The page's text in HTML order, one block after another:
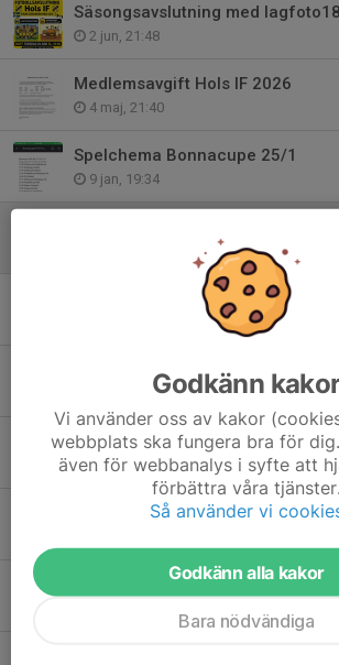
Säsongsavslutning med
2 jun, 21:48
Medlemsavgift Hols IF 2026
4 maj, 21:40
Spelchema Bonnacupe 25/1
9 jan, 19:34
Säsongsavslutning!
2 okt 2025
Ungdomens dag 27/9
7 sep 2025
Nu drar vi igång igen
Tipspromenad 18/6
Godkänn
Vi använder oss av kakor
webbplats ska fungera bra för
även för webbanalys i syfte att
förbättra våra tjänster.
Så använder vi
Godkänn alla kakor
Bara nödvändiga